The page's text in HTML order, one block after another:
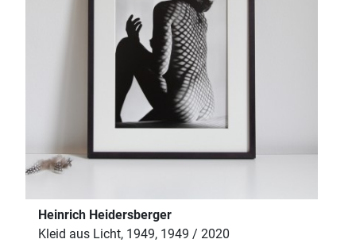
Heinrich Heidersberger
Kleid aus Licht, 1949, 1949 / 2020